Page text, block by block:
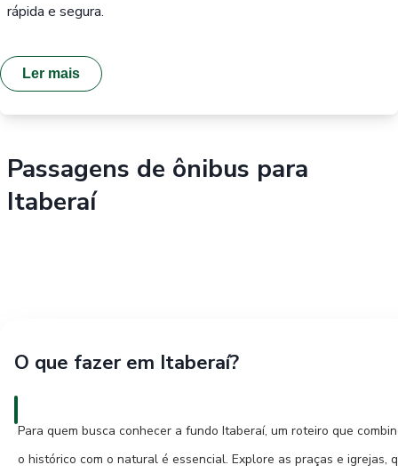
rápida e segura.
Ler mais
Passagens de ônibus para
Itaberaí
O que fazer em Itaberaí?
Para quem busca conhecer a fundo Itaberaí, um roteiro que
o histórico com o natural é essencial. Explore as praças e igrejas,